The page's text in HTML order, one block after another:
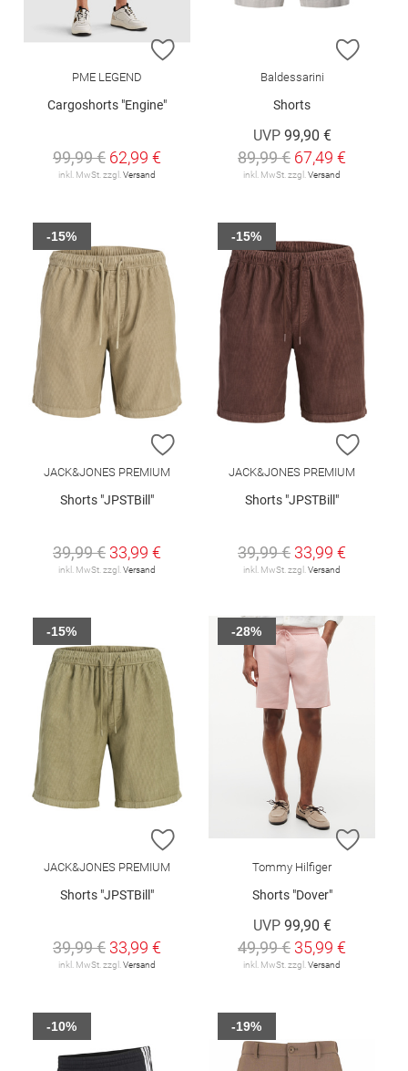
ZUR WUNSCHLISTE HINZUFÜGEN
PME LEGEND
Cargoshorts "Engine"
99,99 € 62,99 €
inkl. MwSt. zzgl.Versand
ZUR
Baldessarini
Shorts
UVP 99,90 €
89,99 € 67,49 €
inkl. MwSt. zzgl.Versand
ZUR WUNSCHLISTE HINZUFÜGEN
JACK&JONES PREMIUM
Shorts "JPSTBill"
39,99 € 33,99 €
inkl. MwSt. zzgl.Versand
-15%
ZUR
JACK&JONES PREMIUM
Shorts "JPSTBill"
39,99 € 33,99 €
inkl. MwSt. zzgl.Versand
-15%
ZUR WUNSCHLISTE HINZUFÜGEN
JACK&JONES PREMIUM
Shorts "JPSTBill"
39,99 € 33,99 €
inkl. MwSt. zzgl. Versand
-15%
ZUR
Tommy Hilfiger
Shorts "Dover"
UVP 99,90 €
49,99 € 35,99 €
inkl. MwSt. zzgl. Versand
-28%
-10% -19%